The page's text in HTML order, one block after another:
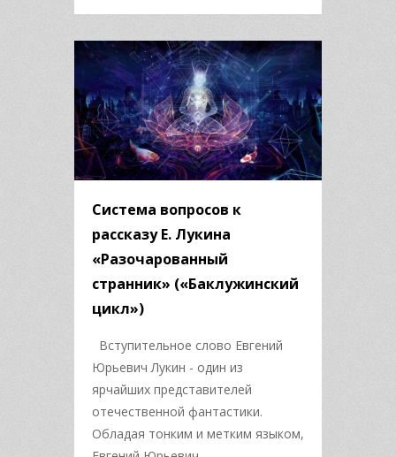
Система вопросов к
рассказу Е. Лукина
«Разочарованный
странник» («Баклужинский
цикл»)
Вступительное слово Евгений
Юрьевич Лукин - один из
ярчайших представителей
отечественной фантастики.
Обладая тонким и метким языком,